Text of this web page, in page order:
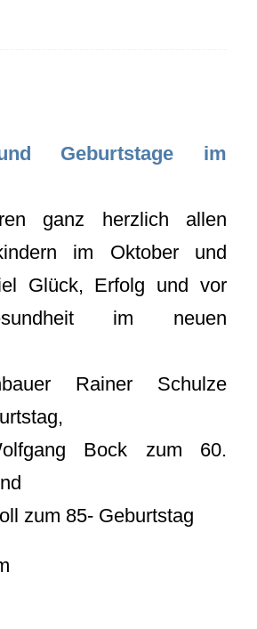
Geburtstage im
ganz herzlich allen
im Oktober und
Glück, Erfolg und vor
im neuen
Rainer Schulze
Bock zum 60.
zum 85- Geburtstag